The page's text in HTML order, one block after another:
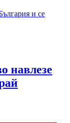
навлезе